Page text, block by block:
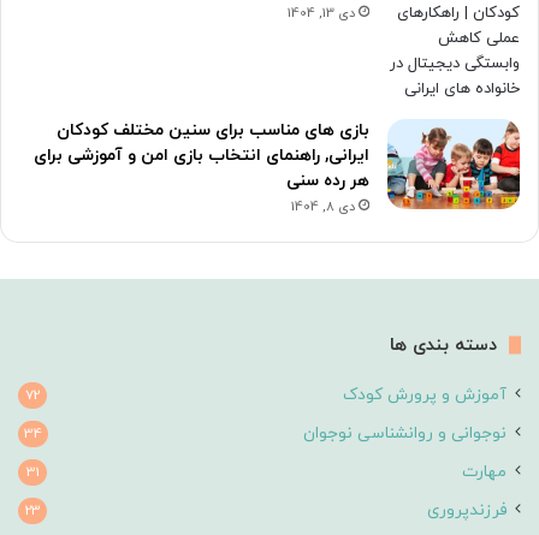
دی 13, 1404
بازی های مناسب برای سنین مختلف کودکان
ایرانی, راهنمای انتخاب بازی امن و آموزشی برای
هر رده سنی
دی 8, 1404
دسته بندی ها
آموزش و پرورش کودک 72
نوجوانی و روانشناسی نوجوان 34
مهارت 31
فرزندپروری 23